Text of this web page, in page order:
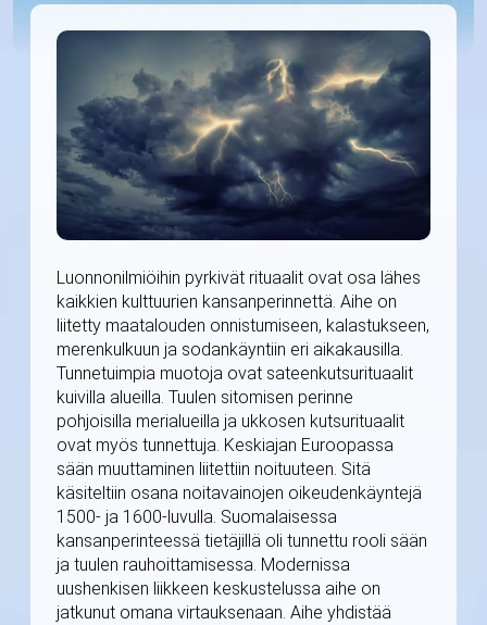
Luonnonilmiöihin pyrkivät rituaalit ovat osa lähes
kaikkien kulttuurien kansanperinnettä. Aihe on
liitetty maatalouden onnistumiseen, kalastukseen,
merenkulkuun ja sodankäyntiin eri aikakausilla.
Tunnetuimpia muotoja ovat sateenkutsurituaalit
kuivilla alueilla. Tuulen sitomisen perinne
pohjoisilla merialueilla ja ukkosen kutsurituaalit
ovat myös tunnettuja. Keskiajan Euroopassa
sään muuttaminen liitettiin noituuteen. Sitä
käsiteltiin osana noitavainojen oikeudenkäyntejä
1500- ja 1600-luvulla. Suomalaisessa
kansanperinteessä tietäjillä oli tunnettu rooli sään
ja tuulen rauhoittamisessa. Modernissa
uushenkisen liikkeen keskustelussa aihe on
jatkunut omana virtauksenaan. Aihe yhdistää